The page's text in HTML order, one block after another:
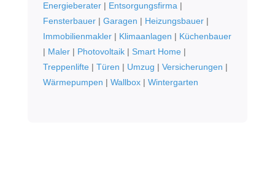
Energieberater| Entsorgungsfirma |
Fensterbauer| Garagen | Heizungsbauer|
Immobilienmakler| Klimaanlagen | Küchenbauer
| Maler| Photovoltaik| Smart Home|
Treppenlifte| Türen | Umzug | Versicherungen |
Wärmepumpen | Wallbox| Wintergarten